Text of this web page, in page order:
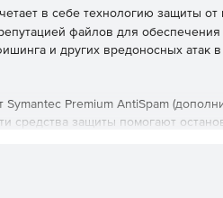
в себе технологию защиты
файлов для
и других вредоносных атак
Premium AntiSpam
средства защиты помогают
Microsoft Hyper-V и VMware